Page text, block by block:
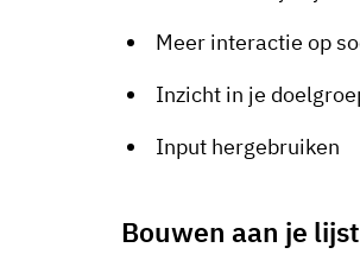
Meer interactie op
Inzicht in je
Input hergebruiken
Bouwen aan je